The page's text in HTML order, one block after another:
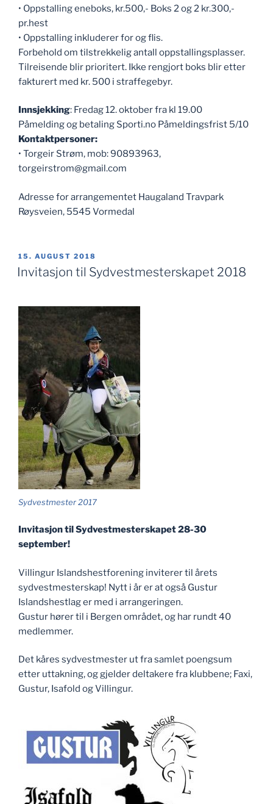
• Oppstalling eneboks, kr.500,- Boks 2 og 2 kr.300,-
pr.hest
• Oppstalling inkluderer for og flis.
Forbehold om tilstrekkelig antall oppstallingsplasser.
Tilreisende blir prioritert. Ikke rengjort boks blir etter
fakturert med kr. 500 i straffegebyr.
Innsjekking: Fredag 12. oktober fra kl 19.00
Påmelding og betaling Sporti.no Påmeldingsfrist 5/10
Kontaktpersoner:
• Torgeir Strøm, mob: 90893963,
torgeirstrom@gmail.com
Adresse for arrangementet Haugaland Travpark
Røysveien, 5545 Vormedal
PUBLISERT
15. AUGUST 2018
Invitasjon til Sydvestmesterskapet 2018
Sydvestmester 2017
Invitasjon til Sydvestmesterskapet 28-30
september!
Villingur Islandshestforening inviterer til årets
sydvestmesterskap! Nytt i år er at også Gustur
Islandshestlag er med i arrangeringen.
Gustur hører til i Bergen området, og har rundt 40
medlemmer.
Det kåres sydvestmester ut fra samlet poengsum
etter uttakning, og gjelder deltakere fra klubbene; Faxi,
Gustur, Isafold og Villingur.